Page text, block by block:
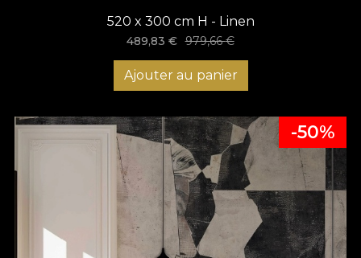
520 x 300 cm H - Linen
489,83€ 979,66€
Ajouter au panier
-50%